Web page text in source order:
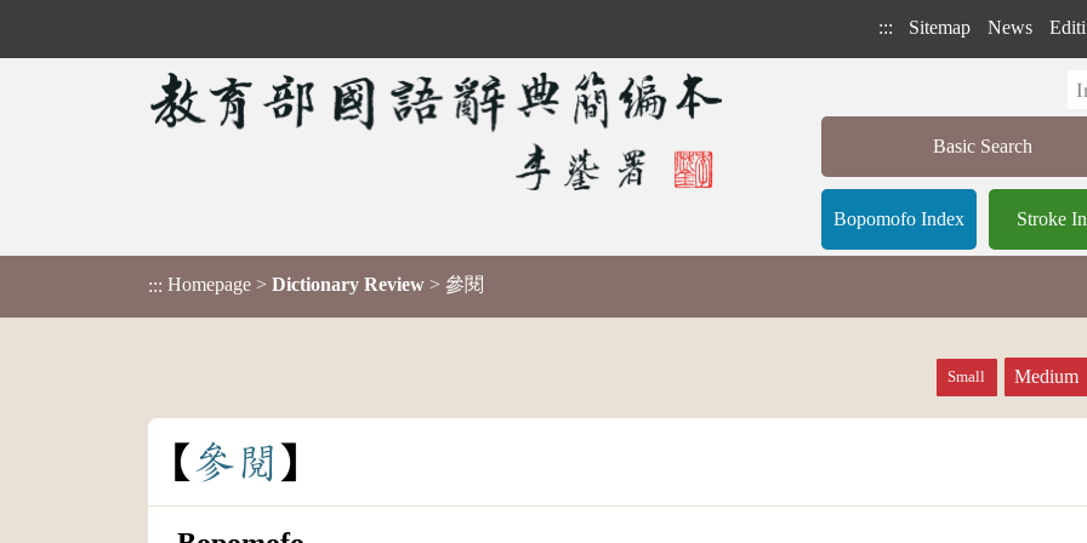
::: Sitemap News
Basic Search
Bopomofo Index Stroke
::: Homepage > Dictionary Review > 參閱
Small Medium
參閱